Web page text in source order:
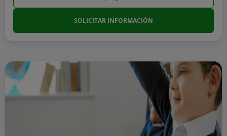
SOLICITAR INFORMACIÓN